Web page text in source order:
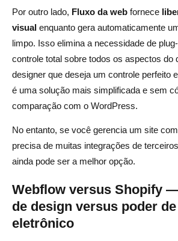
Por outro lado, Fluxo da web fornece
visual enquanto gera automaticamente
limpo. Isso elimina a necessidade de
controle total sobre todos os aspectos do
designer que deseja um controle perfeito
é uma solução mais simplificada e sem
comparação com o WordPress.
No entanto, se você gerencia um site
precisa de muitas integrações de
ainda pode ser a melhor opção.
Webflow versus Shopify
de design versus poder
eletrônico